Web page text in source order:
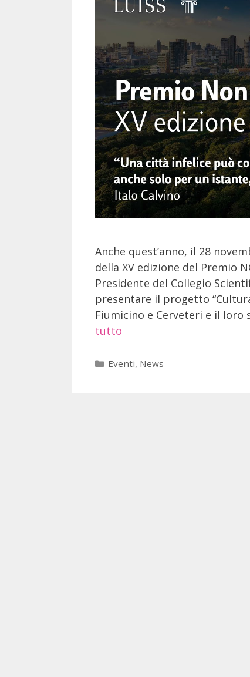
Anche quest’anno, il 28
della XV edizione del Premio
Presidente del Collegio
presentare il progetto
Fiumicino e Cerveteri e il
tutto
Eventi, News